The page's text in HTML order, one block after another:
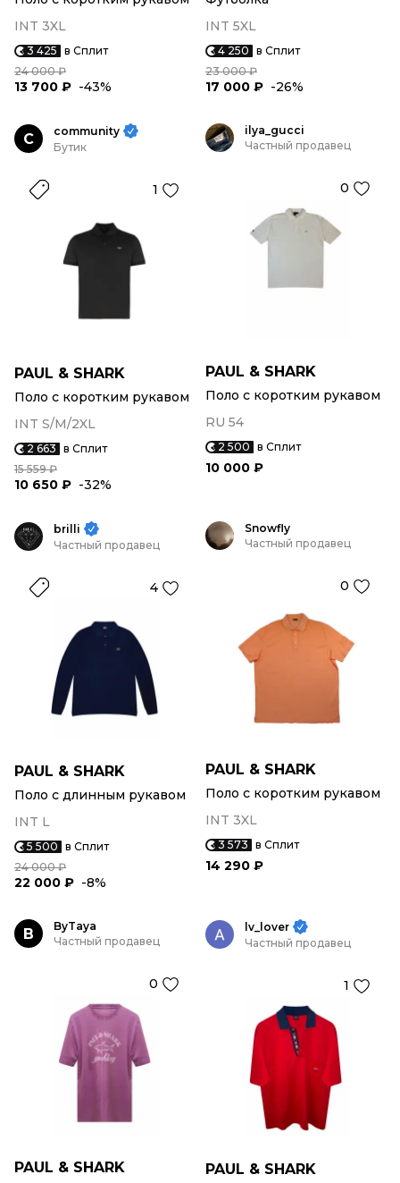
INT 3XL
3 425 в Сплит
24 000 ₽
13 700 ₽ -43%
INT 5XL
4 250 в Сплит
23 000 ₽
17 000 ₽ -26%
C
community
Бутик
1
PAUL & SHARK
Поло с коротким рукавом
INT S/M/2XL
2 663 в Сплит
15 559 ₽
10 650 ₽ -32%
ilya_gucci
Частный продавец
0
PAUL & SHARK
Поло с коротким рукавом
RU 54
2 500 в Сплит
10 000 ₽
brilli
Частный продавец
4
PAUL & SHARK
Поло с длинным рукавом
INT L
5 500 в Сплит
24 000 ₽
22 000 ₽ -8%
Snowfly
Частный продавец
0
PAUL & SHARK
Поло с коротким рукавом
INT 3XL
3 573 в Сплит
14 290 ₽
B
ByTaya
Частный продавец
0
PAUL & SHARK
lv_lover
Частный продавец
1
PAUL & SHARK